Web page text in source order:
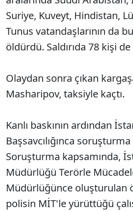
Suriye, Kuveyt, Hindistan,
Tunus vatandaşlarının da
öldürdü. Saldırıda 78 kişi de
Olaydan sonra çıkan
Masharipov, taksiyle kaçtı.
Kanlı baskının ardından
Başsavcılığınca soruşturma
Soruşturma kapsamında,
Müdürlüğü Terörle
Müdürlüğünce oluşturulan
polisin MİT'le yürüttüğü